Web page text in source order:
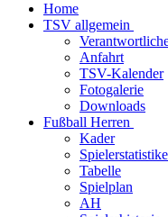
Home
TSV allgemein
Anfahrt
TSV-Kalender
Fotogalerie
Downloads
Fußball Herren
Kader
Tabelle
Spielplan
AH